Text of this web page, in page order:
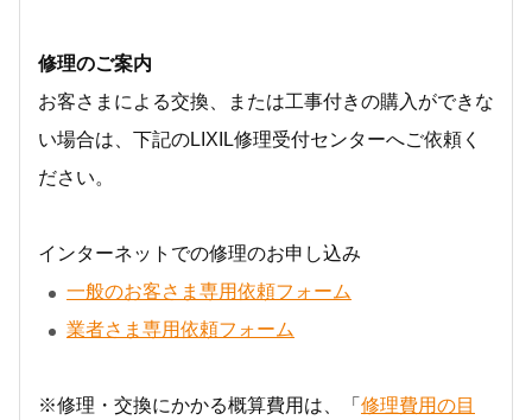
修理のご案内
お客さまによる交換、または工事付きの購入ができな
い場合は、下記のLIXIL修理受付センターへご依頼く
ださい。
インターネットでの修理のお申し込み
一般のお客さま専用依頼フォーム
業者さま専用依頼フォーム
※修理・交換にかかる概算費用は、「 修理費用の目